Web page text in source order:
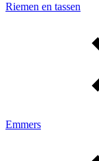
Riemen en tassen
Emmers